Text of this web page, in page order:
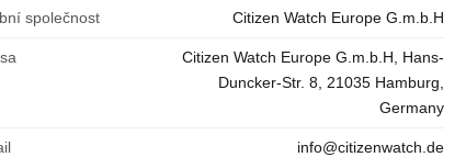
společnost Citizen Watch Europe G.m.b.H
Citizen Watch Europe G.m.b.H, Hans-
Duncker-Str. 8, 21035 Hamburg,
Germany
info@citizenwatch.de